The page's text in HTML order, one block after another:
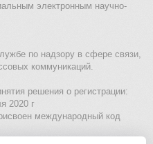
электронным научно-
по надзору в сфере связи,
коммуникаций.
решения о регистрации:
2020 г
международный код